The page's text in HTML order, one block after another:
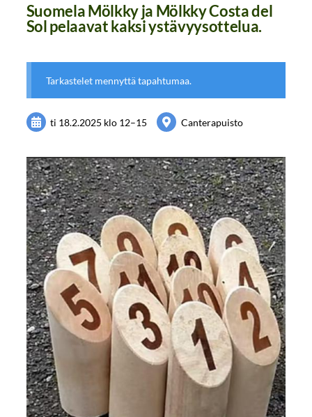
Suomela Mölkky ja Mölkky Costa del
Sol pelaavat kaksi ystävyysottelua.
Tarkastelet mennyttä tapahtumaa.
ti 18.2.2025 klo 12–15 Canterapuisto